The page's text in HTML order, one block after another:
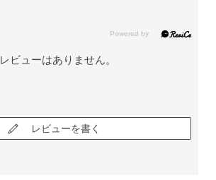
レビューはありません。
レビューを書く